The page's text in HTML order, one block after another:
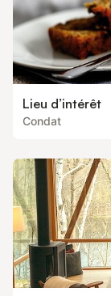
Lieu d’intérêt
Condat